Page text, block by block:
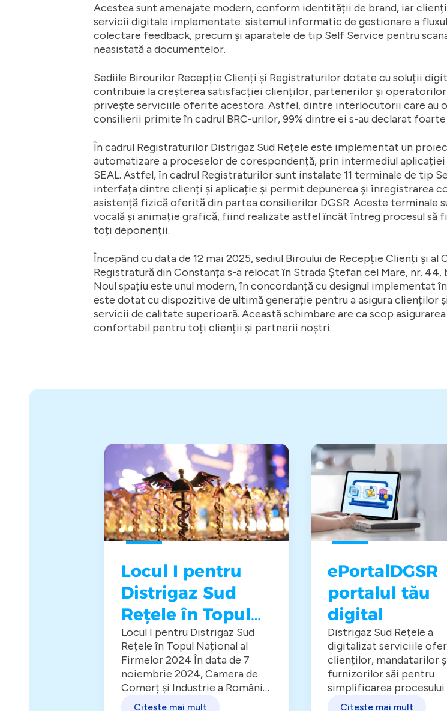
Acestea sunt amenajate modern, conform identității de brand, iar
servicii digitale implementate: sistemul informatic de gestionare a
colectare feedback, precum și aparatele de tip Self Service pentru
neasistată a documentelor.
Sediile Birourilor Recepție Clienți și Registraturilor dotate cu soluții
contribuie la creșterea satisfacției clienților, partenerilor și
privește serviciile oferite acestora. Astfel, dintre interlocutorii care au
consilierii primite în cadrul BRC-urilor, 99% dintre ei s-au declarat
În cadrul Registraturilor Distrigaz Sud Rețele este implementat un
automatizare a proceselor de corespondență, prin intermediul
SEAL. Astfel, în cadrul Registraturilor sunt instalate 11 terminale de tip
interfața dintre clienți și aplicație și permit depunerea și înregistrarea
asistență fizică oferită din partea consilierilor DGSR. Aceste terminale
vocală și animație grafică, fiind realizate astfel încât întreg procesul să
toți deponenții.
Începând cu data de 12 mai 2025, sediul Biroului de Recepție Clienți și
Registratură din Constanța s-a relocat în Strada Ștefan cel Mare, nr. 44,
Noul spațiu este unul modern, în concordanță cu designul implementat
este dotat cu dispozitive de ultimă generație pentru a asigura clienților
servicii de calitate superioară. Această schimbare are ca scop
confortabil pentru toți clienții și partnerii noștri.
Locul I pentru
Distrigaz Sud
Rețele în Topul
Național al
Firmelor 2024
Locul I pentru Distrigaz Sud
Rețele în Topul Național al
Firmelor 2024 În data de 7
noiembrie 2024, Camera de
Comerț și Industrie a României
a organizat Gala Topul
Citește mai mult
ePortalDGSR
portalul tău
digital
Distrigaz Sud Rețele a
digitalizat serviciile
clienților, mandatarilor
furnizorilor săi pentru
simplificarea procesului
interacțiune cu aceștia,
Citește mai mult